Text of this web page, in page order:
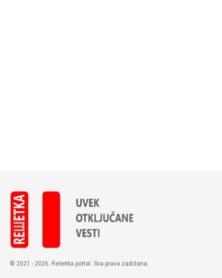
© 2021 - 2026. Rešetka portal. Sva prava zadržana.